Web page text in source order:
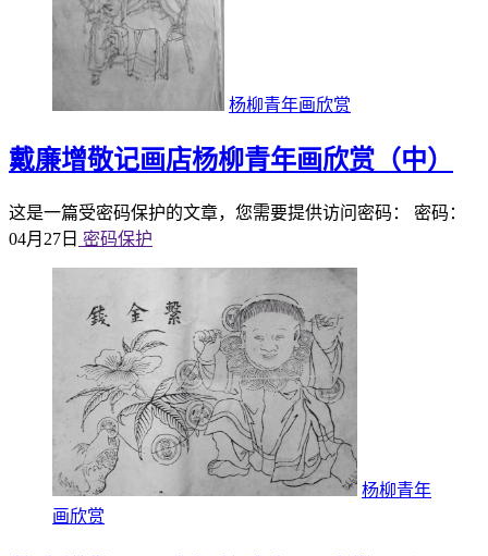
杨柳青年画欣赏
戴廉增敬记画店杨柳青年画欣赏（中）
这是一篇受密码保护的文章，您需要提供访问密码： 密码：
04月27日 密码保护
杨柳青年
画欣赏